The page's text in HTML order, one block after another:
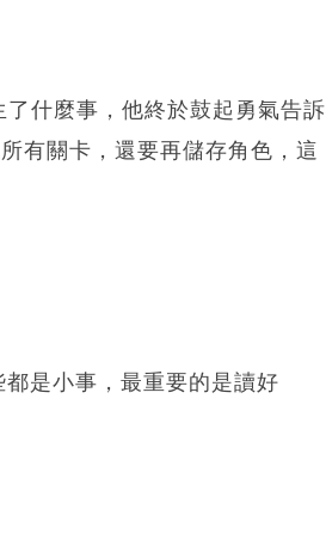
什麼事，他終於鼓起勇氣告訴
有關卡，還要再儲存角色，這
是小事，最重要的是讀好